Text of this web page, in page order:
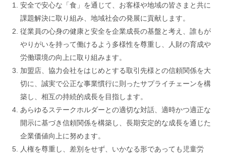
安全で安心な「食」を通じて、お客様や地域の皆さまと共に
課題解決に取り組み、地域社会の発展に貢献します。
従業員の心身の健康と安全を企業成長の基盤と考え、誰もが
やりがいを持って働けるよう多様性を尊重し、人財の育成や
労働環境の向上に取り組みます。
加盟店、協力会社をはじめとする取引先様との信頼関係を大
切に、誠実で公正な事業慣行に則ったサプライチェーンを構
築し、相互の持続的成長を目指します。
あらゆるステークホルダーとの適切な対話、適時かつ適正な
開示に基づき信頼関係を構築し、長期安定的な成長を通じた
企業価値向上に努めます。
人権を尊重し、差別をせず、いかなる形であっても児童労